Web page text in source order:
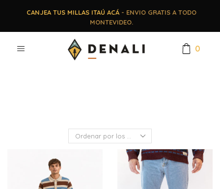
CANJEA TUS MILLAS ITAÚ ACÁ- ENVIO GRATIS A TODO
MONTEVIDEO.
0